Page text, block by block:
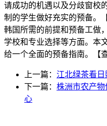
请成功的机遇以及分歧窗校
制的学生做好充实的预备。
韩国所需的前提和预备工做
学校和专业选择等方面。本
给一个全面的预备指南。【
上一篇： 江北绿茶看
下一篇： 株洲市农产
心